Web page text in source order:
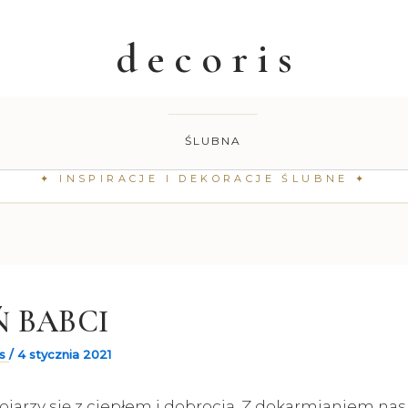
ŚLUBNA
BABCI
/4 stycznia 2021